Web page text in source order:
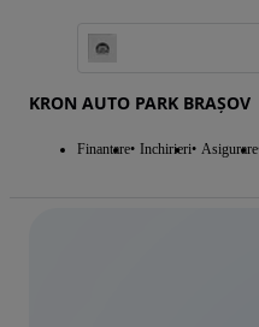
KRON AUTO PARK BRAȘOV
Finantare Inchirieri Asigurare